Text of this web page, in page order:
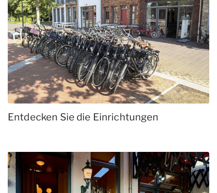
Entdecken Sie die Einrichtungen